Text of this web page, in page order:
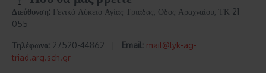
Διεύθυνση: Γενικό Λύκειο Αγίας Τριάδας, Οδός Αραχναίου, ΤΚ 21
055
Τηλέφωνο: 27520-44862 | Email: mail@lyk-ag-
triad.arg.sch.gr